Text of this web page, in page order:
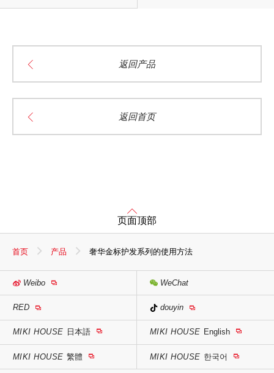
返回产品
返回首页
页面顶部
首页 产品 奢华金标护发系列的使用方法
Weibo WeChat
RED douyin
MIKI HOUSE 日本語 MIKI HOUSE English
MIKI HOUSE 繁體 MIKI HOUSE 한국어